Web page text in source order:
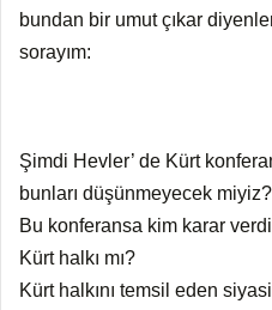
bundan bir umut çıkar
sorayım:
Şimdi Hevler’ de Kürt
bunları düşünmeyecek miyiz?
Bu konferansa kim karar
Kürt halkı mı?
Kürt halkını temsil eden